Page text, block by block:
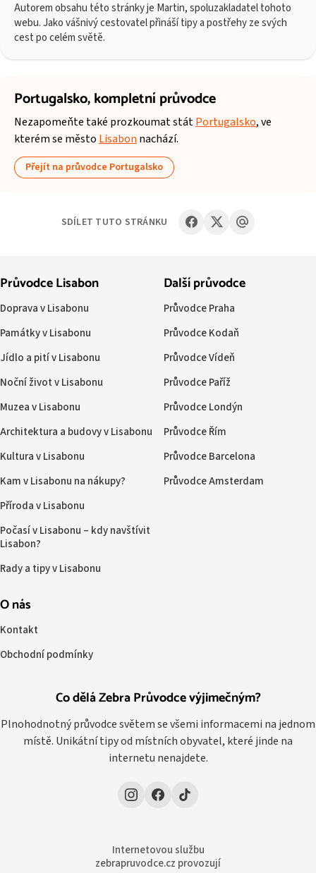
Autorem obsahu této stránky je Martin, spoluzakladatel tohoto
webu. Jako vášnivý cestovatel přináší tipy a postřehy ze svých
cest po celém světě.
Portugalsko,kompletní průvodce
Nezapomeňte také prozkoumat státPortugalsko, ve
kterém se město Lisabon nachází.
Přejít na průvodce Portugalsko
SDÍLET TUTO STRÁNKU
Co dělá Zebra Průvodce výjimečným?
Plnohodnotný průvodce světem se všemi informacemi na jednom
místě. Unikátní tipy od místních obyvatel, které jinde na
internetu nenajdete.
Průvodce Lisabon
Doprava v Lisabonu
Památky v Lisabonu
Jídlo a pití v Lisabonu
Noční život v Lisabonu
Muzea v Lisabonu
Architektura a budovy v Lisabonu
Kultura v Lisabonu
Kam v Lisabonu na nákupy?
Příroda v Lisabonu
Počasí v Lisabonu – kdy navštívit
Lisabon?
Rady a tipy v Lisabonu
Další průvodce
Průvodce Praha
Průvodce Kodaň
Průvodce Vídeň
Průvodce Paříž
Průvodce Londýn
Průvodce Řím
Průvodce Barcelona
Průvodce Amsterdam
O nás
Kontakt
Obchodní podmínky
Internetovou službu
zebrapruvodce.cz provozují